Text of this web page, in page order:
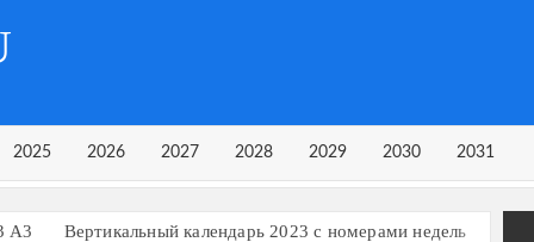
2025 2026 2027 2028 2029 2030 2031
А3
Вертикальный календарь 2023 с номерами недель